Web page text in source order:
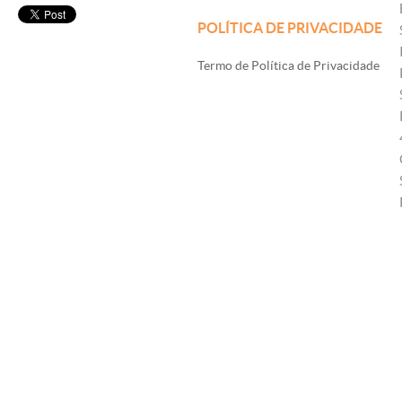
POLÍTICA DE PRIVACIDADE
Termo de Política de Privacidade